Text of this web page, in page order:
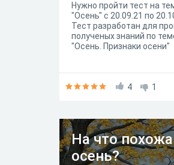
Нужно пройти тест на
"Осень" с 20.09.21 по
Тест разработан для
полученых знаний по
"Осень. Признаки осени"
4 1
На что похожа
осень?